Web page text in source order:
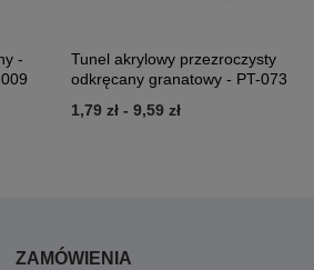
-
Tunel akrylowy przezroczysty
odkręcany granatowy - PT-073
1,79 zł - 9,59 zł
ZAMÓWIENIA